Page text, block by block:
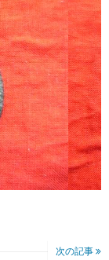
次の記事